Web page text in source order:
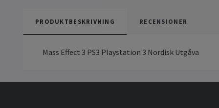
PRODUKTBESKRIVNING RECENSIONER
Mass Effect 3 PS3 Playstation 3 Nordisk Utgåva